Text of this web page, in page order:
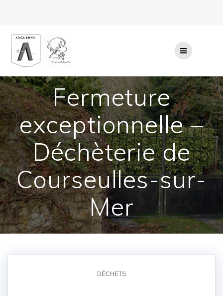
Fermeture
exceptionnelle –
Déchèterie de
Courseulles-sur-
Mer
DÉCHETS